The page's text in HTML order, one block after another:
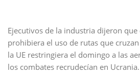
Ejecutivos de la industria dijeron que
prohibiera el uso de rutas que
la UE restringiera el domingo a las
los combates recrudecían en Ucrania.